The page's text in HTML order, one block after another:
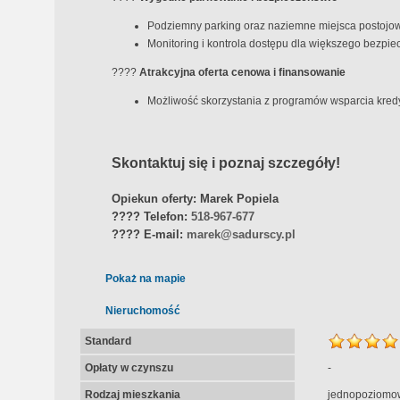
Podziemny parking oraz naziemne miejsca
Monitoring i kontrola dostępu dla większego
???? Atrakcyjna oferta cenowa i finansowanie
Możliwość skorzystania z programów wsparcia
Skontaktuj się i poznaj szczegóły!
Opiekun oferty: Marek Popiela
???? Telefon: 518-967-677
???? E-mail: marek@sadurscy.pl
Pokaż na mapie
Nieruchomość
Standard
Opłaty w czynszu -
Rodzaj mieszkania